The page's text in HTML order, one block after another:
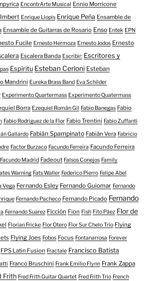
EncontrArte Musical Ennio Morricone
Enrique Llopis Enrique Peña Ensamble de
Ensamble de Guitarras de Rosario Enso Entek EPN
Fucile Ernesto Hermoza Ernesto Jodos Ernesto
Escalera Banda Escribir: Escritores y
Espíritu Esteban Cerioni Esteban
Mandrini Eureka Brass Band Eva Schilder
Experimento Quartermass Experimento Quatermass
Borra Ezequiel Román Gil Fabio Banegas Fabio
Fabio Rodriguez de la Flor Fabio Trentini Fabio Zuffanti
Gallardo Fabián Spampinato Fabián Vera Fabricio
Factor Burzaco Facundo Ferreira Facundo Ferreira
Facundo Madrid Fadeout Falsos Conejos Family
Warning Fats Waller Federico Pierro Felipe Abel
Vega Fernando Esley Fernando Guiomar Fernando
Fernando Pacheco Fernando Picado Fernando
Fernando Suarez Ficción Fion Fish Fito Páez Flor de
Florian Fricke Flor Otero Flor Sur Chelo Trío Flying
Flying Joes Fobos Focus Fontanarrosa Forever
FPS Latin Fusion Fractale Francisco Batista
Franco Bruschini Frank Emilio Flynn Frank Zappa
Frith Fred Frith Guitar Quartet Fred Frith Trio French